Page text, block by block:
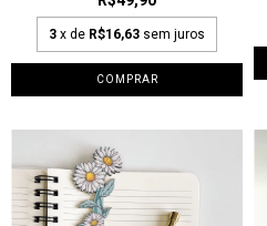
3 x de R$16,63 sem juros